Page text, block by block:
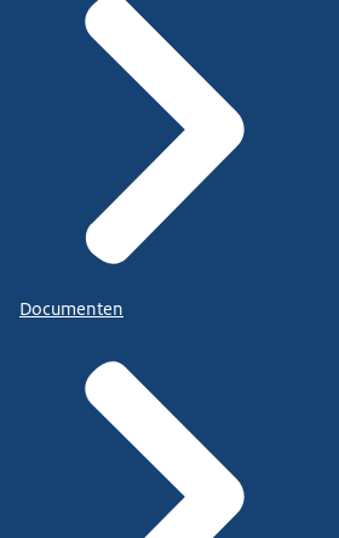
Documenten